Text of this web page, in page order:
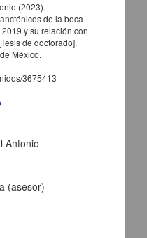
Peritrichia) en
agua del Lago la
(2023).
de la boca
y su relación con
de doctorado].
México.
3675413
Antonio
(asesor)